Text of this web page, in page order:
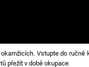
Vstupte do ručně
přežít v době okupace.